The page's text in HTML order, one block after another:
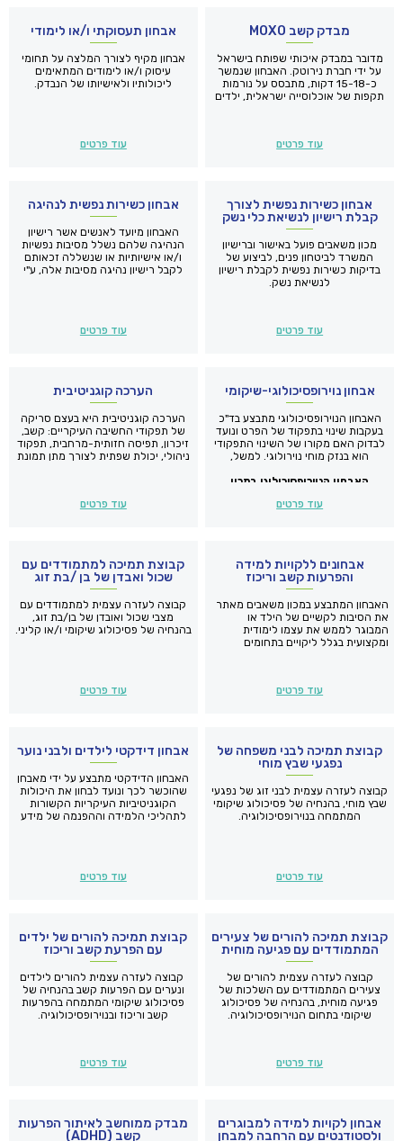
מבדק קשב MOXO
מדובר במבדק איכותי שפותח בישראל
על ידי חברת נירוטק. האבחון שנמשך
כ-15-18 דקות, מתבסס על נורמות
תקפות של אוכלוסייה ישראלית, ילדים
עוד פרטים
אבחון תעסוקתי ו/או לימודי
אבחון מקיף לצורך המלצה על תחומי
עיסוק ו/או לימודים המתאימים
ליכולותיו ולאישיותו של הנבדק.
עוד פרטים
אבחון כשירות נפשית לצורך
קבלת רישיון לנשיאת כלי נשק
מכון משאבים פועל באישור וברישיון
המשרד לביטחון פנים, לביצוע של
בדיקות כשירות נפשית לקבלת רישיון
לנשיאת נשק.
עוד פרטים
אבחון כשירות נפשית לנהיגה
האבחון מיועד לאנשים אשר רישיון
הנהיגה שלהם נשלל מסיבות נפשיות
ו/או אישיותיות או שנשללה זכאותם
לקבל רישיון נהיגה מסיבות אלה, ע"י
עוד פרטים
אבחון נוירופסיכולוגי-שיקומי
האבחון הנוירופסיכולוגי מתבצע בד"כ
בעקבות שינוי בתפקוד של הפרט ונועד
לבדוק האם מקורו של השינוי התפקודי
הוא בנזק מוחי נוירולוגי. למשל,
גידול מוחי, שבץ מוחי, מחלה ניוונית או
בתפקוד של המערכת העצבים
האבחון הנוירופסיכולוגי במכון
מבדלת בין השלכות של מקור נוירולוגי
תואמת את צרכיהם של הנבדקים.
עוד פרטים
הערכה קוגניטיבית
הערכה קוגניטיבית היא בעצם סריקה
של תפקודי החשיבה העיקריים: קשב,
זיכרון, תפיסה חזותית-מרחבית, תפקוד
ניהולי, יכולת שפתית לצורך מתן תמונת
עוד פרטים
אבחונים ללקויות למידה
והפרעות קשב וריכוז
האבחון המתבצע במכון משאבים מאתר
את הסיבות לקשיים של הילד או
המבוגר לממש את עצמו לימודית
ומקצועית בגלל ליקויים בתחומים
עוד פרטים
קבוצת תמיכה למתמודדים עם
שכול ואבדן של בן /בת זוג
קבוצה לעזרה עצמית למתמודדים עם
מצבי שכול ואובדן של בן/בת זוג,
בהנחיה של פסיכולוג שיקומי ו/או קליני.
עוד פרטים
קבוצת תמיכה לבני משפחה של
נפגעי שבץ מוחי
קבוצה לעזרה עצמית לבני זוג של נפגעי
שבץ מוחי, בהנחיה של פסיכולוג שיקומי
המתמחה בנוירופסיכולוגיה.
עוד פרטים
אבחון דידקטי לילדים ולבני נוער
האבחון הדידקטי מתבצע על ידי מאבחן
שהוכשר לכך ונועד לבחון את היכולות
הקוגניטיביות העיקריות הקשורות
לתהליכי הלמידה וההפנמה של מידע
עוד פרטים
קבוצת תמיכה להורים של צעירים
המתמודדים עם פגיעה מוחית
קבוצה לעזרה עצמית להורים של
צעירים המתמודדים עם השלכות של
פגיעה מוחית, בהנחיה של פסיכולוג
שיקומי בתחום הנוירופסיכולוגיה.
עוד פרטים
קבוצת תמיכה להורים של ילדים
עם הפרעת קשב וריכוז
קבוצה לעזרה עצמית להורים לילדים
ונערים עם הפרעות קשב בהנחיה של
פסיכולוג שיקומי המתמחה בהפרעות
קשב וריכוז ובנוירופסיכולוגיה.
עוד פרטים
אבחון לקויות למידה למבוגרים
ולסטודנטים עם הרחבה למבחן
מבדק ממוחשב לאיתור הפרעות
קשב (ADHD)